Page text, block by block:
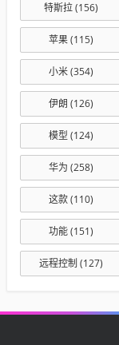
特斯拉(156)
苹果(115)
小米(354)
伊朗 (126)
模型 (124)
华为 (258)
这款(110)
功能(151)
远程控制 (127)